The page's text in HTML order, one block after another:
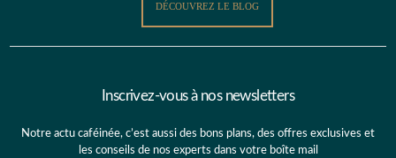
DÉCOUVREZ LE BLOG
Inscrivez-vous à nos newsletters
Notre actu caféinée, c’est aussi des bons plans, des offres exclusives et
les conseils de nos experts dans votre boîte mail